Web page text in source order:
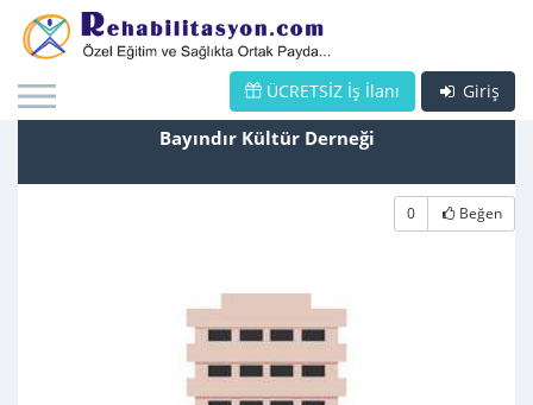
Giriş
ÜCRETSİZ İş İlanı
Bayındır Kültür Derneği
0 Beğen